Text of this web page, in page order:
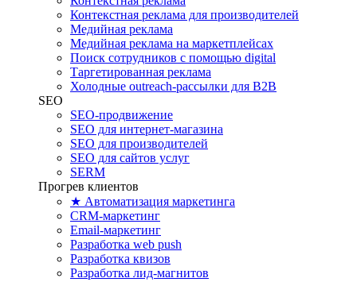
Контекстная реклама для производителей
Медийная реклама
Медийная реклама на маркетплейсах
Поиск сотрудников с помощью digital
Таргетированная реклама
Холодные outreach-рассылки для B2B
SEO
SEO-продвижение
SEO для интернет-магазина
SEO для производителей
SEO для сайтов услуг
SERM
Прогрев клиентов
★ Автоматизация маркетинга
CRM-маркетинг
Email-маркетинг
Разработка web push
Разработка квизов
Разработка лид-магнитов